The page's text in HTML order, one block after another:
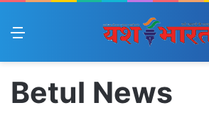
Menu
Betul News